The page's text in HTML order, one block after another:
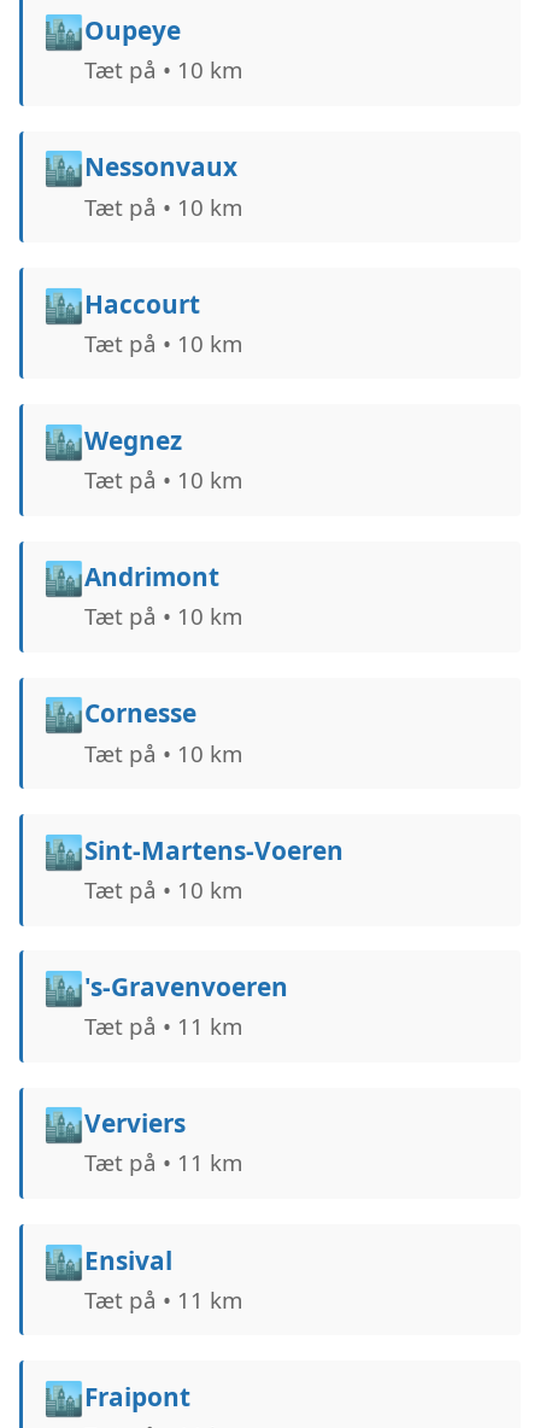
🏙️Oupeye
Tæt på • 10 km
🏙️Nessonvaux
Tæt på • 10 km
🏙️Haccourt
Tæt på • 10 km
🏙️Wegnez
Tæt på • 10 km
🏙️Andrimont
Tæt på • 10 km
🏙️Cornesse
Tæt på • 10 km
🏙️Sint-Martens-Voeren
Tæt på • 10 km
🏙️'s-Gravenvoeren
Tæt på • 11 km
🏙️Verviers
Tæt på • 11 km
🏙️Ensival
Tæt på • 11 km
🏙️Fraipont